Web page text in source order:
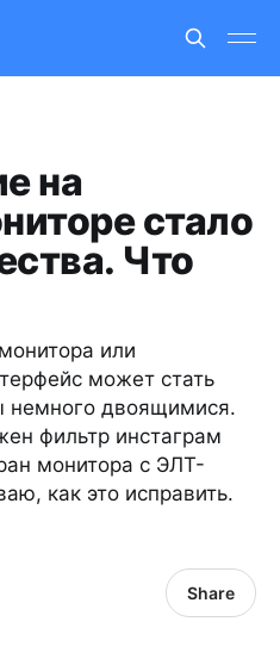
на
стало
Что
или
может стать
немного двоящимися.
фильтр инстаграм
монитора с ЭЛТ-
как это исправить.
Share